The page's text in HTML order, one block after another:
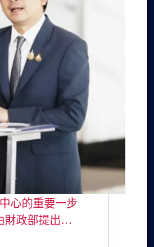
心的重要一步
財政部提出…